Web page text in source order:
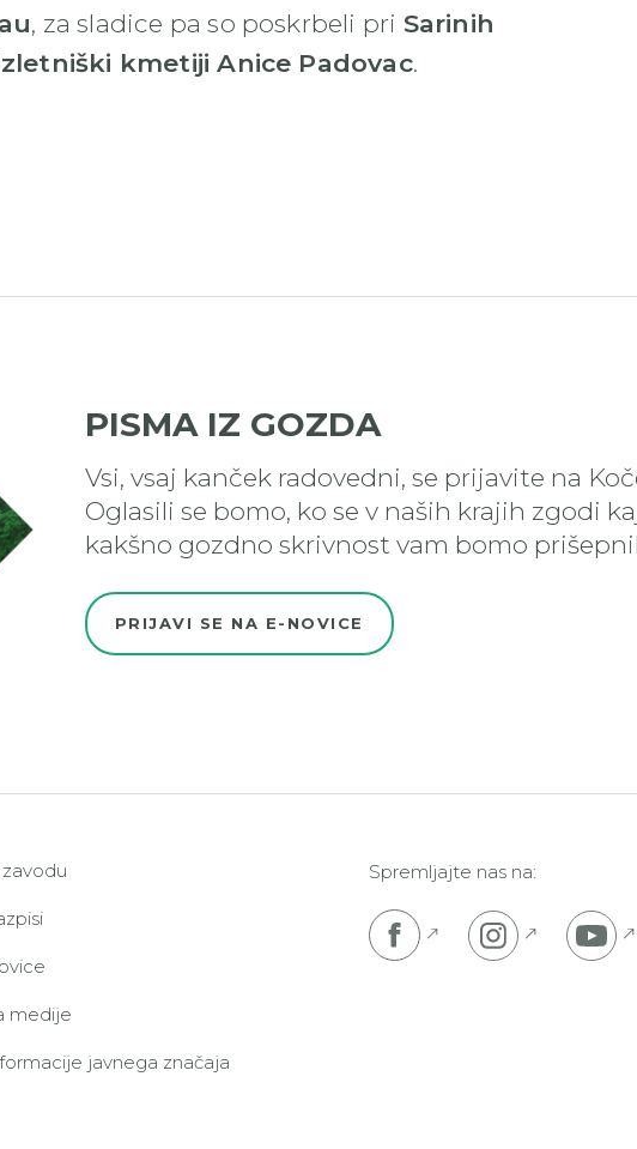
, za sladice pa so poskrbeli pri Sarinih
kmetiji Anice Padovac.
PISMA IZ GOZDA
Vsi, vsaj kanček radovedni, se prijavite na
Oglasili se bomo, ko se v naših krajih zgodi
kakšno gozdno skrivnost vam bomo
PRIJAVI SE NA E-NOVICE
medije
javnega značaja
Spremljajte nas na:
Pojdi na Facebook
Pojdi na